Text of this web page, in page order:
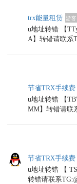
trx能量租赁 游客
u地址转错 【
A】转错请联系
节省TRX手续费
u地址转错 【
MM】转错请联
节省TRX手续费
u地址转错 【
转错请联系